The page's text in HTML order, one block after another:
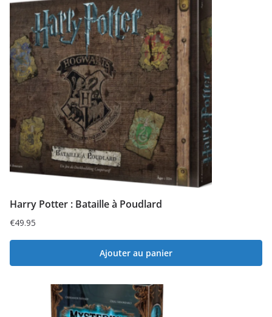
Harry Potter : Bataille à Poudlard
€49.95
Ajouter au panier